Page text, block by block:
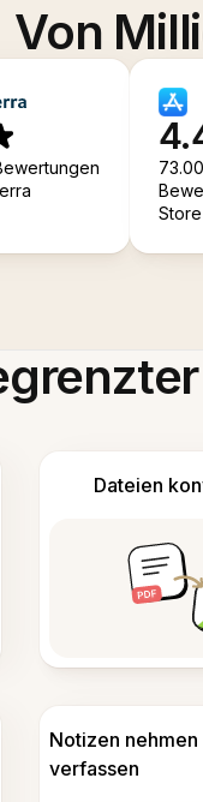
Von
Store
Dateien
Notizen nehmen
verfassen